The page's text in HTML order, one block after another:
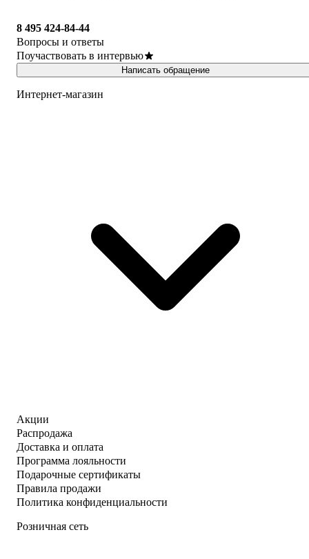
8 495 424-84-44
Вопросы и ответы
Поучаствовать в интервью
Написать обращение
Интернет-магазин
Акции
Распродажа
Доставка и оплата
Программа лояльности
Подарочные сертификаты
Правила продажи
Политика конфиденциальности
Розничная сеть